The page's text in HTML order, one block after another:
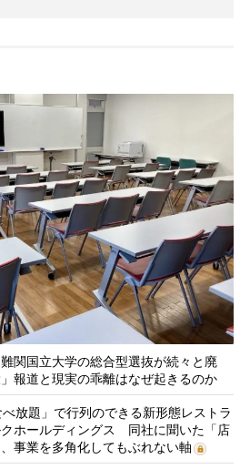
関国立大学の総合型選抜が続々と廃
報道と現実の乖離はなぜ起きるのか
べ放題」で行列のできる新形態レストラ
クホールディングス 同社に聞いた「店
事業を多角化してもぶれない軸